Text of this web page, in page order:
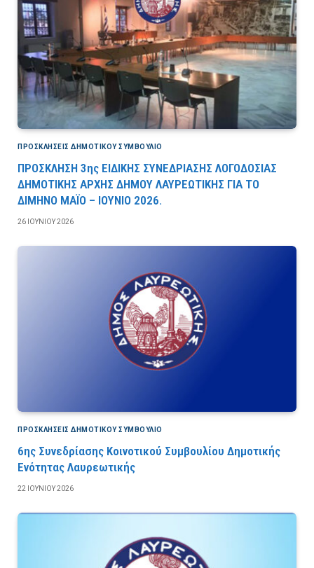
ΠΡΟΣΚΛΉΣΕΙΣ ΔΗΜΟΤΙΚΟΎ ΣΥΜΒΟΎΛΙΟ
ΠΡΟΣΚΛΗΣΗ 3ης ΕΙΔΙΚΗΣ ΣΥΝΕΔΡΙΑΣΗΣ ΛΟΓΟΔΟΣΙΑΣ
ΔΗΜΟΤΙΚΗΣ ΑΡΧΗΣ ΔΗΜΟΥ ΛΑΥΡΕΩΤΙΚΗΣ ΓΙΑ ΤΟ
ΔΙΜΗΝΟ ΜΑΪΟ – ΙΟΥΝΙΟ 2026.
26 ΙΟΥΝΊΟΥ 2026
ΠΡΟΣΚΛΉΣΕΙΣ ΔΗΜΟΤΙΚΟΎ ΣΥΜΒΟΎΛΙΟ
6ης Συνεδρίασης Κοινοτικού Συμβουλίου Δημοτικής
Ενότητας Λαυρεωτικής
22 ΙΟΥΝΊΟΥ 2026